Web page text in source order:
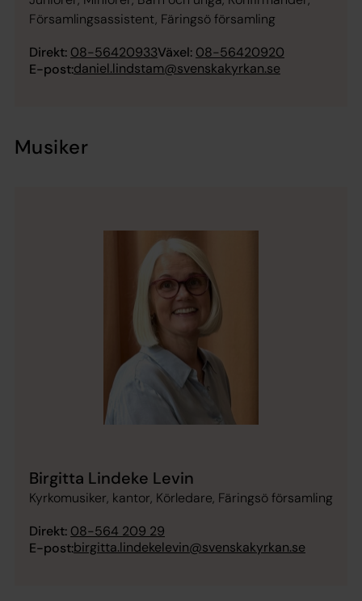
Församlingsassistent, Färingsö församling
Direkt: 08-56420933Växel: 08-56420920
E-post:daniel.lindstam@svenskakyrkan.se
Musiker
Birgitta Lindeke Levin
Kyrkomusiker, kantor, Körledare, Färingsö församling
Direkt: 08-564 209 29
E-post:birgitta.lindekelevin@svenskakyrkan.se